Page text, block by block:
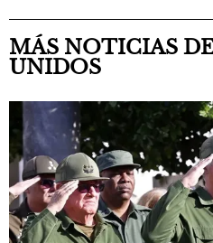
MÁS NOTICIAS
UNIDOS